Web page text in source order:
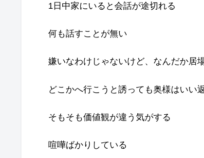
1日中家にいると会話が途切れる
何も話すことが無い
嫌いなわけじゃないけど、なんだか居
どこかへ行こうと誘っても奥様はいい
そもそも価値観が違う気がする
喧嘩ばかりしている